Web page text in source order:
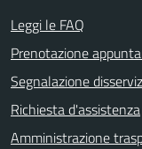
Leggi le FAQ
Prenotazione
Segnalazione
Richiesta d'assistenza
Amministrazione